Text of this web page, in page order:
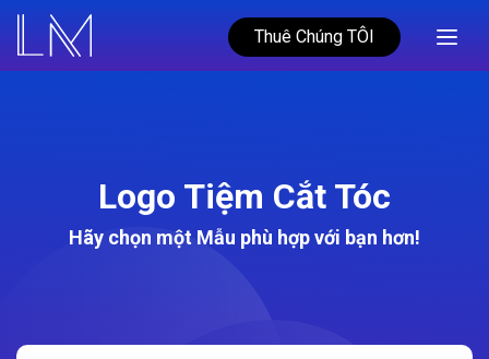
Thuê Chúng TÔI
Logo Tiệm Cắt Tóc
Hãy chọn một Mẫu phù hợp với bạn hơn!